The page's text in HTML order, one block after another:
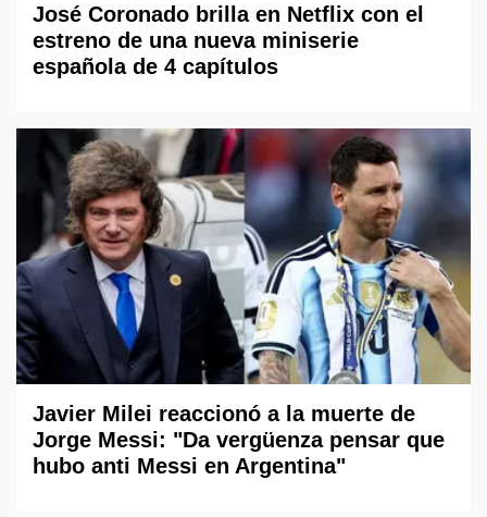
José Coronado brilla en Netflix con el
estreno de una nueva miniserie
española de 4 capítulos
Javier Milei reaccionó a la muerte de
Jorge Messi: "Da vergüenza pensar que
hubo anti Messi en Argentina"